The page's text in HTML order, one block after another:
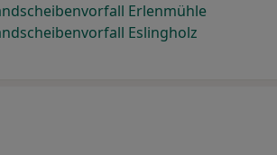
Erlenmühle
Eslingholz